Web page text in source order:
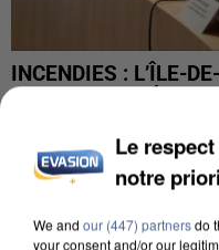
INCENDIES : L’ÎLE-
DE SOLIDARITÉ
Le
notre
We and our (447) partnersdo
your consent and/or our